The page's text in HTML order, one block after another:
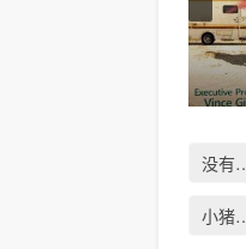
绝命毒师第一季
没有
小猪